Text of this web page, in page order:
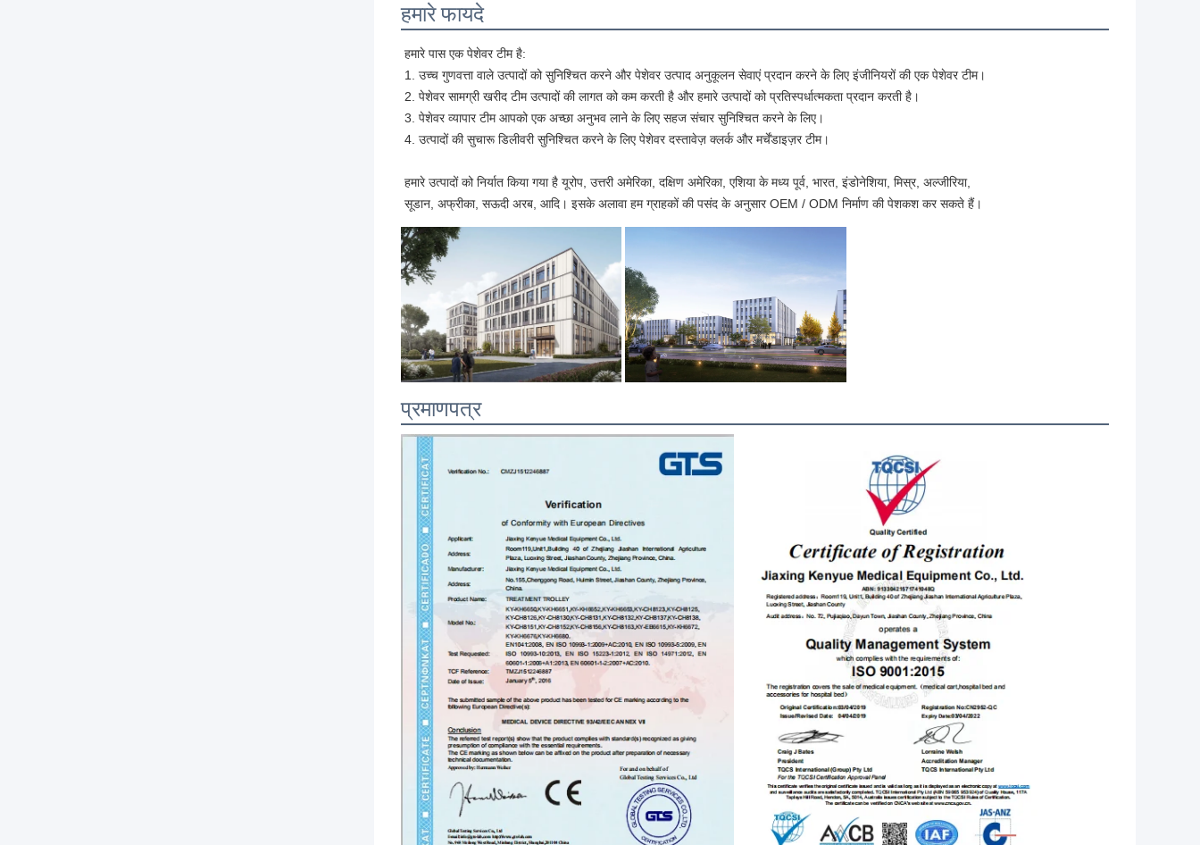
हमारे फायदे
हमारे पास एक पेशेवर टीम है:
1. उच्च गुणवत्ता वाले उत्पादों को सुनिश्चित करने और पेशेवर उत्पाद अनुकूलन सेवाएं प्रदान करने के लिए इंजीनियरों की एक पेशेवर टीम।
2. पेशेवर सामग्री खरीद टीम उत्पादों की लागत को कम करती है और हमारे उत्पादों को प्रतिस्पर्धात्मकता प्रदान करती है।
3. पेशेवर व्यापार टीम आपको एक अच्छा अनुभव लाने के लिए सहज संचार सुनिश्चित करने के लिए।
4. उत्पादों की सुचारू डिलीवरी सुनिश्चित करने के लिए पेशेवर दस्तावेज़ क्लर्क और मर्चेंडाइज़र टीम।
हमारे उत्पादों को निर्यात किया गया है यूरोप, उत्तरी अमेरिका, दक्षिण अमेरिका, एशिया के मध्य पूर्व, भारत, इंडोनेशिया, मिस्र, अल्जीरिया,
सूडान, अफ्रीका, सऊदी अरब, आदि। इसके अलावा हम ग्राहकों की पसंद के अनुसार OEM / ODM निर्माण की पेशकश कर सकते हैं।
प्रमाणपत्र